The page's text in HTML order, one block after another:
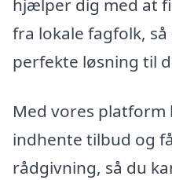
hjælper dig med at
fra lokale fagfolk,
perfekte løsning til
Med vores platform
indhente tilbud og
rådgivning, så du